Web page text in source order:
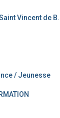
Vincent de B.
/ Jeunesse